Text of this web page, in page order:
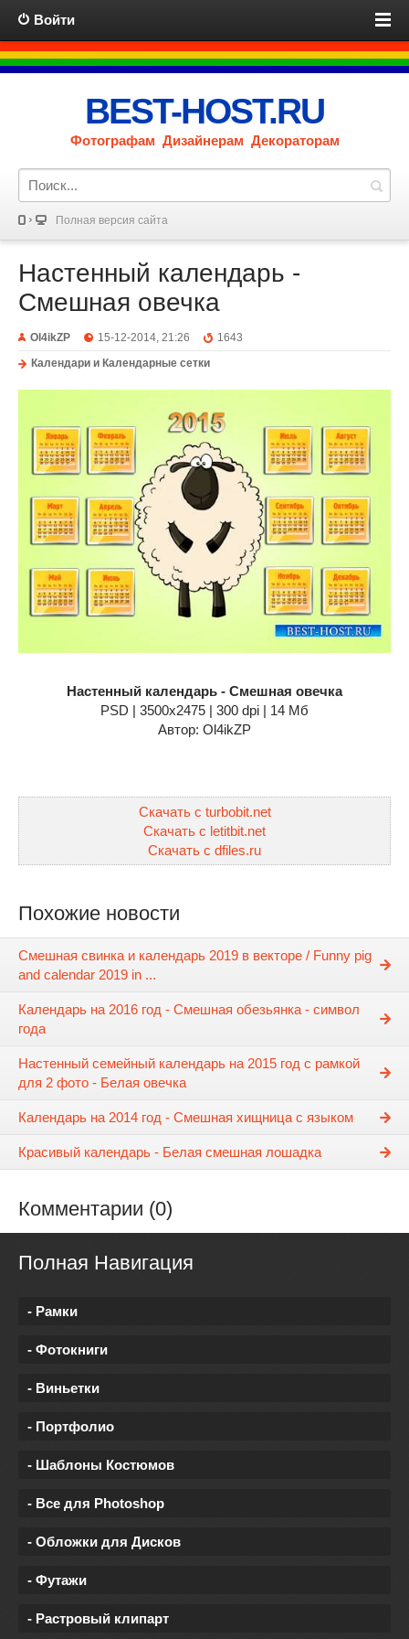
Войти
BEST-HOST.RU
Фотографам Дизайнерам Декораторам
Полная версия сайта
Настенный календарь -
Смешная овечка
Ol4ikZP 15-12-2014, 21:26
1643
Календари и Календарные сетки
Настенный календарь - Смешная овечка
PSD | 3500х2475 | 300 dpi | 14 Мб
Автор: Ol4ikZP
Скачать с turbobit.net
Скачать с letitbit.net
Скачать с dfiles.ru
Похожие новости
Смешная свинка и календарь 2019 в векторе / Funny pig
and calendar 2019 in ...
Календарь на 2016 год - Смешная обезьянка - символ
года
Настенный семейный календарь на 2015 год с рамкой
для 2 фото - Белая овечка
Календарь на 2014 год - Смешная хищница с языком
Красивый календарь - Белая смешная лошадка
Комментарии (0)
Полная Навигация
- Рамки
- Фотокниги
- Виньетки
- Портфолио
- Шаблоны Костюмов
- Все для Photoshop
- Обложки для Дисков
- Футажи
- Растровый клипарт